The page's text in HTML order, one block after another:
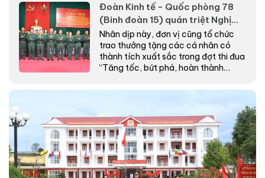
Đoàn Kinh tế - Quốc phòng 78
(Binh đoàn 15) quán triệt Nghị
quyết Đại hội XIV của Đảng và
phát động phong trào thi đua
năm 2026
Nhân dịp này, đơn vị cũng tổ chức
trao thưởng tặng các cá nhân có
thành tích xuất sắc trong đợt thi đua
“Tăng tốc, bứt phá, hoàn thành